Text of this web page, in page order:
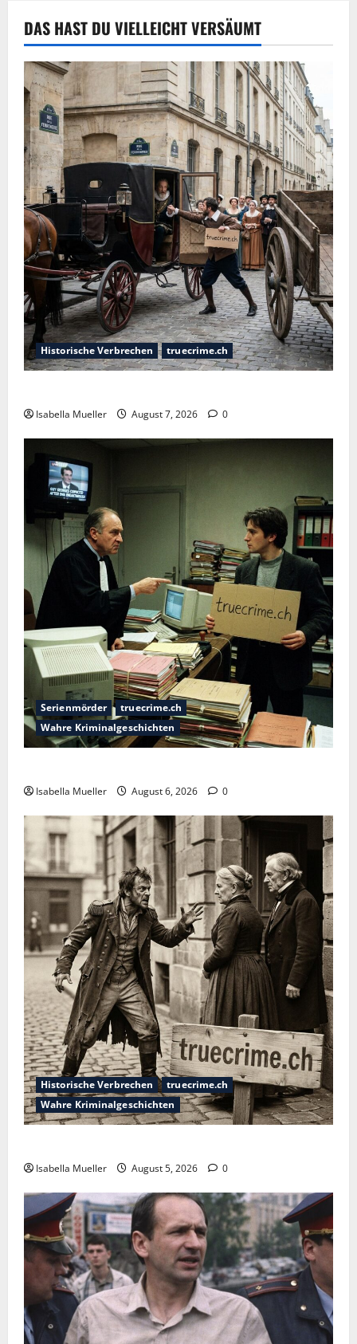
DAS HAST DU VIELLEICHT VERSÄUMT
Historische Verbrechen truecrime.ch
Isabella Mueller August 7, 2026 0
Serienmörder
truecrime.ch
Wahre Kriminalgeschichten
Isabella Mueller August 6, 2026 0
Historische Verbrechen
truecrime.ch
Wahre Kriminalgeschichten
Isabella Mueller August 5, 2026 0